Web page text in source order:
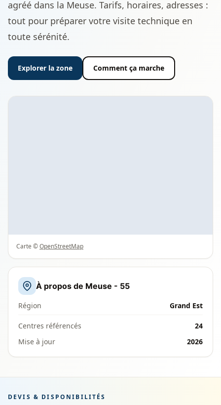
agréé dans la Meuse. Tarifs, horaires, adresses :
tout pour préparer votre visite technique en
toute sérénité.
Explorer la zone Comment ça marche
Carte ©OpenStreetMap
À propos de Meuse - 55
Région Grand Est
Centres référencés
24
Mise à jour
2026
DEVIS & DISPONIBILITÉS